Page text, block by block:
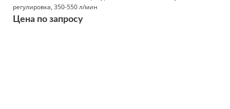
регулировка, 350-550 л/мин
Цена по запросу